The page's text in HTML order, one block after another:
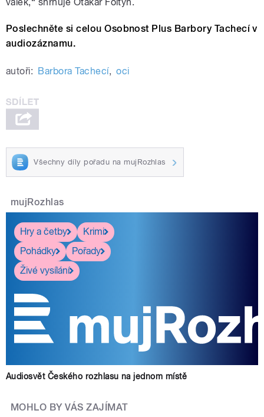
válek,“ shrnuje Otakar Foltýn.
Poslechněte si celou Osobnost Plus Barbory Tachecí v
audiozáznamu.
autoři: Barbora Tachecí, oci
Všechny díly pořadu na mujRozhlas
mujRozhlas
Hry a četby
Krimi
Pohádky
Pořady
Živé vysílání
Audiosvět Českého rozhlasu na jednom místě
MOHLO BY VÁS ZAJÍMAT